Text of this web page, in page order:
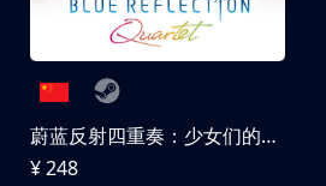
蔚蓝反射四重奏：少女们的奇迹
¥ 248